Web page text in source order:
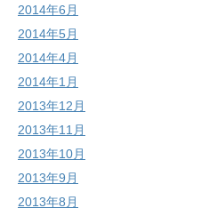
2014年6月
2014年5月
2014年4月
2014年1月
2013年12月
2013年11月
2013年10月
2013年9月
2013年8月